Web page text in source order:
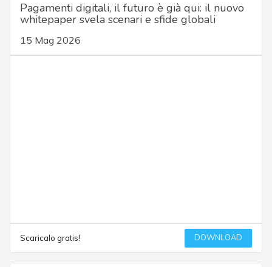
Pagamenti digitali, il futuro è già qui: il nuovo
whitepaper svela scenari e sfide globali
15 Mag 2026
Scaricalo gratis! DOWNLOAD